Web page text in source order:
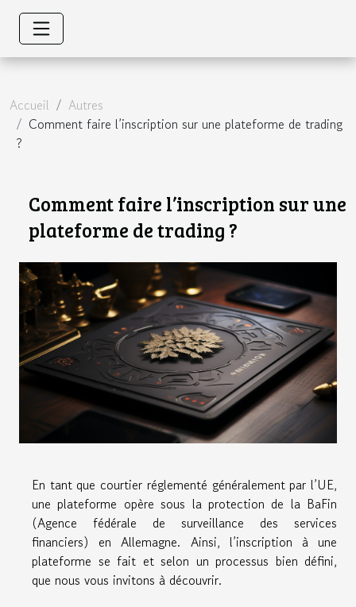
Accueil
Autres
Comment faire l’inscription sur une plateforme de trading
?
Comment faire l’inscription sur une
plateforme de trading ?
En tant que courtier réglementé généralement par l’UE,
une plateforme opère sous la protection de la BaFin
(Agence fédérale de surveillance des services
financiers) en Allemagne. Ainsi, l’inscription à une
plateforme se fait et selon un processus bien défini,
que nous vous invitons à découvrir.